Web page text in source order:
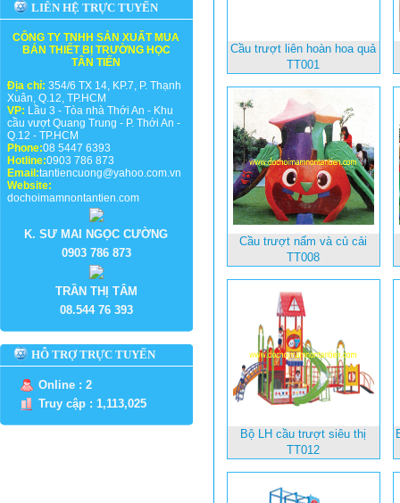
LIÊN HỆ TRỰC TUYẾN
CÔNG TY TNHH SẢN XUẤT MUA
BÁN THIẾT BỊ TRƯỜNG HỌC
TÂN TIẾN
Địa chỉ: 354/6 TX 14, KP.7, P. Thạnh
Xuân, Q.12, TP.HCM
VP: Lầu 3 - Tòa nhà Thới An - Khu
cầu vượt Quang Trung - P. Thới An -
Q.12 - TP.HCM
Phone:08 5447 6393
Hotline:0903 786 873
Email:tantiencuong@yahoo.com.vn
Website:
dochoimamnontantien.com
K. SƯ MAI NGỌC CƯỜNG
0903 786 873
TRẦN THỊ TÂM
08.544 76 393
HỖ TRỢ TRỰC TUYẾN
Online : 2
Truy cập : 1,113,025
Cầu trượt liên hoàn hoa quả
TT001
Cầu trượt nấm và củ cải
TT008
Bộ LH cầu trượt siêu thị
TT012